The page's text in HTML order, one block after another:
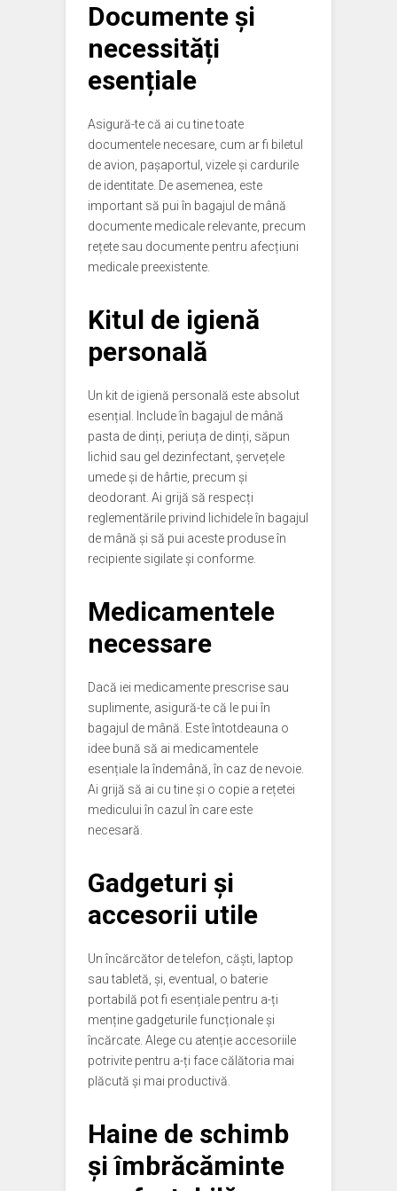
Documente și
necessități
esențiale
Asigură-te că ai cu tine toate
documentele necesare, cum ar fi biletul
de avion, pașaportul, vizele și cardurile
de identitate. De asemenea, este
important să pui în bagajul de mână
documente medicale relevante, precum
rețete sau documente pentru afecțiuni
medicale preexistente.
Kitul de igienă
personală
Un kit de igienă personală este absolut
esențial. Include în bagajul de mână
pasta de dinți, periuța de dinți, săpun
lichid sau gel dezinfectant, șervețele
umede și de hârtie, precum și
deodorant. Ai grijă să respecți
reglementările privind lichidele în bagajul
de mână și să pui aceste produse în
recipiente sigilate și conforme.
Medicamentele
necessare
Dacă iei medicamente prescrise sau
suplimente, asigură-te că le pui în
bagajul de mână. Este întotdeauna o
idee bună să ai medicamentele
esențiale la îndemână, în caz de nevoie.
Ai grijă să ai cu tine și o copie a rețetei
medicului în cazul în care este
necesară.
Gadgeturi și
accesorii utile
Un încărcător de telefon, căști, laptop
sau tabletă, și, eventual, o baterie
portabilă pot fi esențiale pentru a-ți
menține gadgeturile funcționale și
încărcate. Alege cu atenție accesoriile
potrivite pentru a-ți face călătoria mai
plăcută și mai productivă.
Haine de schimb
și îmbrăcăminte